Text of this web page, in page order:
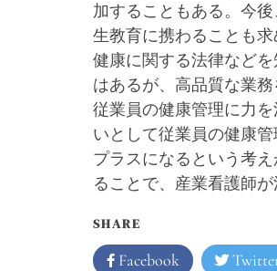
加することもある。今
生教育に携わることも
健康に関する法律など
はあるが、高品質な業
従業員の健康管理に力
いとして従業員の健康
プラスになるという考
ることで、産業看護師
SHARE
Facebook